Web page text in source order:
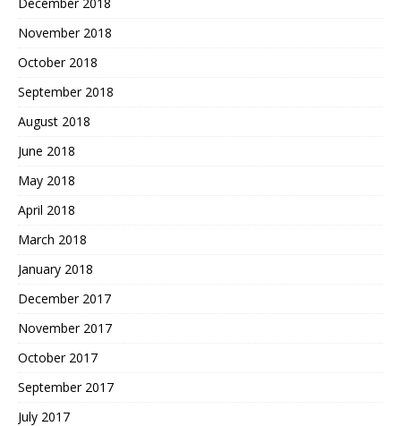
November 2018
October 2018
September 2018
August 2018
June 2018
May 2018
April 2018
March 2018
January 2018
December 2017
November 2017
October 2017
September 2017
July 2017